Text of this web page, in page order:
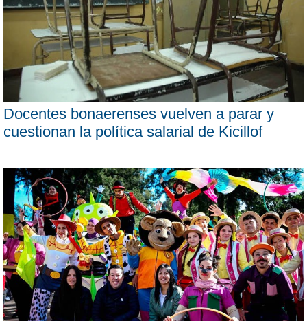
Docentes bonaerenses vuelven a parar y
cuestionan la política salarial de Kicillof